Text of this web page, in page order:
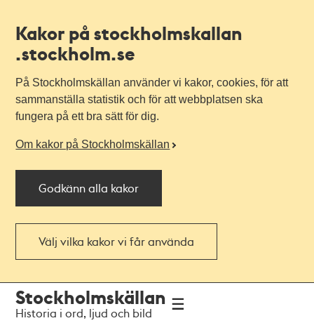
Kakor på stockholmskallan
.stockholm.se
På Stockholmskällan använder vi kakor, cookies, för att
sammanställa statistik och för att webbplatsen ska
fungera på ett bra sätt för dig.
Om kakor på Stockholmskällan
Godkänn alla kakor
Välj vilka kakor vi får använda
navigationen
huvudinnehållet
Stockholmskällan
Historia i ord, ljud och bild